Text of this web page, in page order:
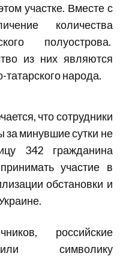
участке. Вместе с
количества
полуострова.
из них являются
народа.
что сотрудники
за минувшие сутки не
342 гражданина
участие в
обстановки и
российские
символику